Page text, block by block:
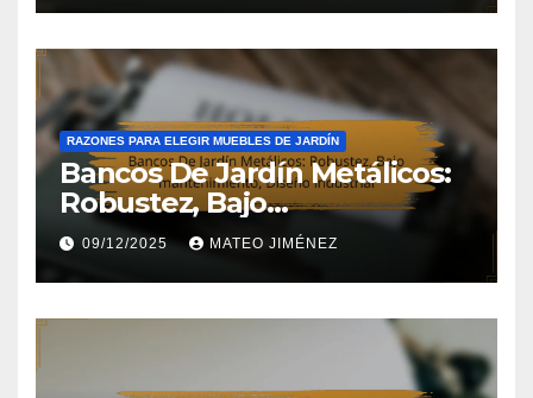
RAZONES PARA ELEGIR MUEBLES DE JARDÍN
Bancos De Jardín Metálicos:
Robustez, Bajo
mantenimiento, Diseño
industrial
09/12/2025 MATEO JIMÉNEZ